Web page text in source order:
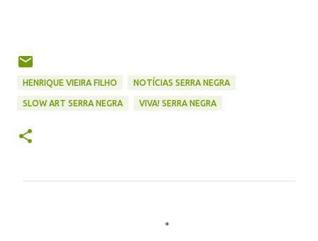
HENRIQUE VIEIRA FILHO NOTÍCIAS SERRA NEGRA
SLOW ART SERRA NEGRA VIVA! SERRA NEGRA